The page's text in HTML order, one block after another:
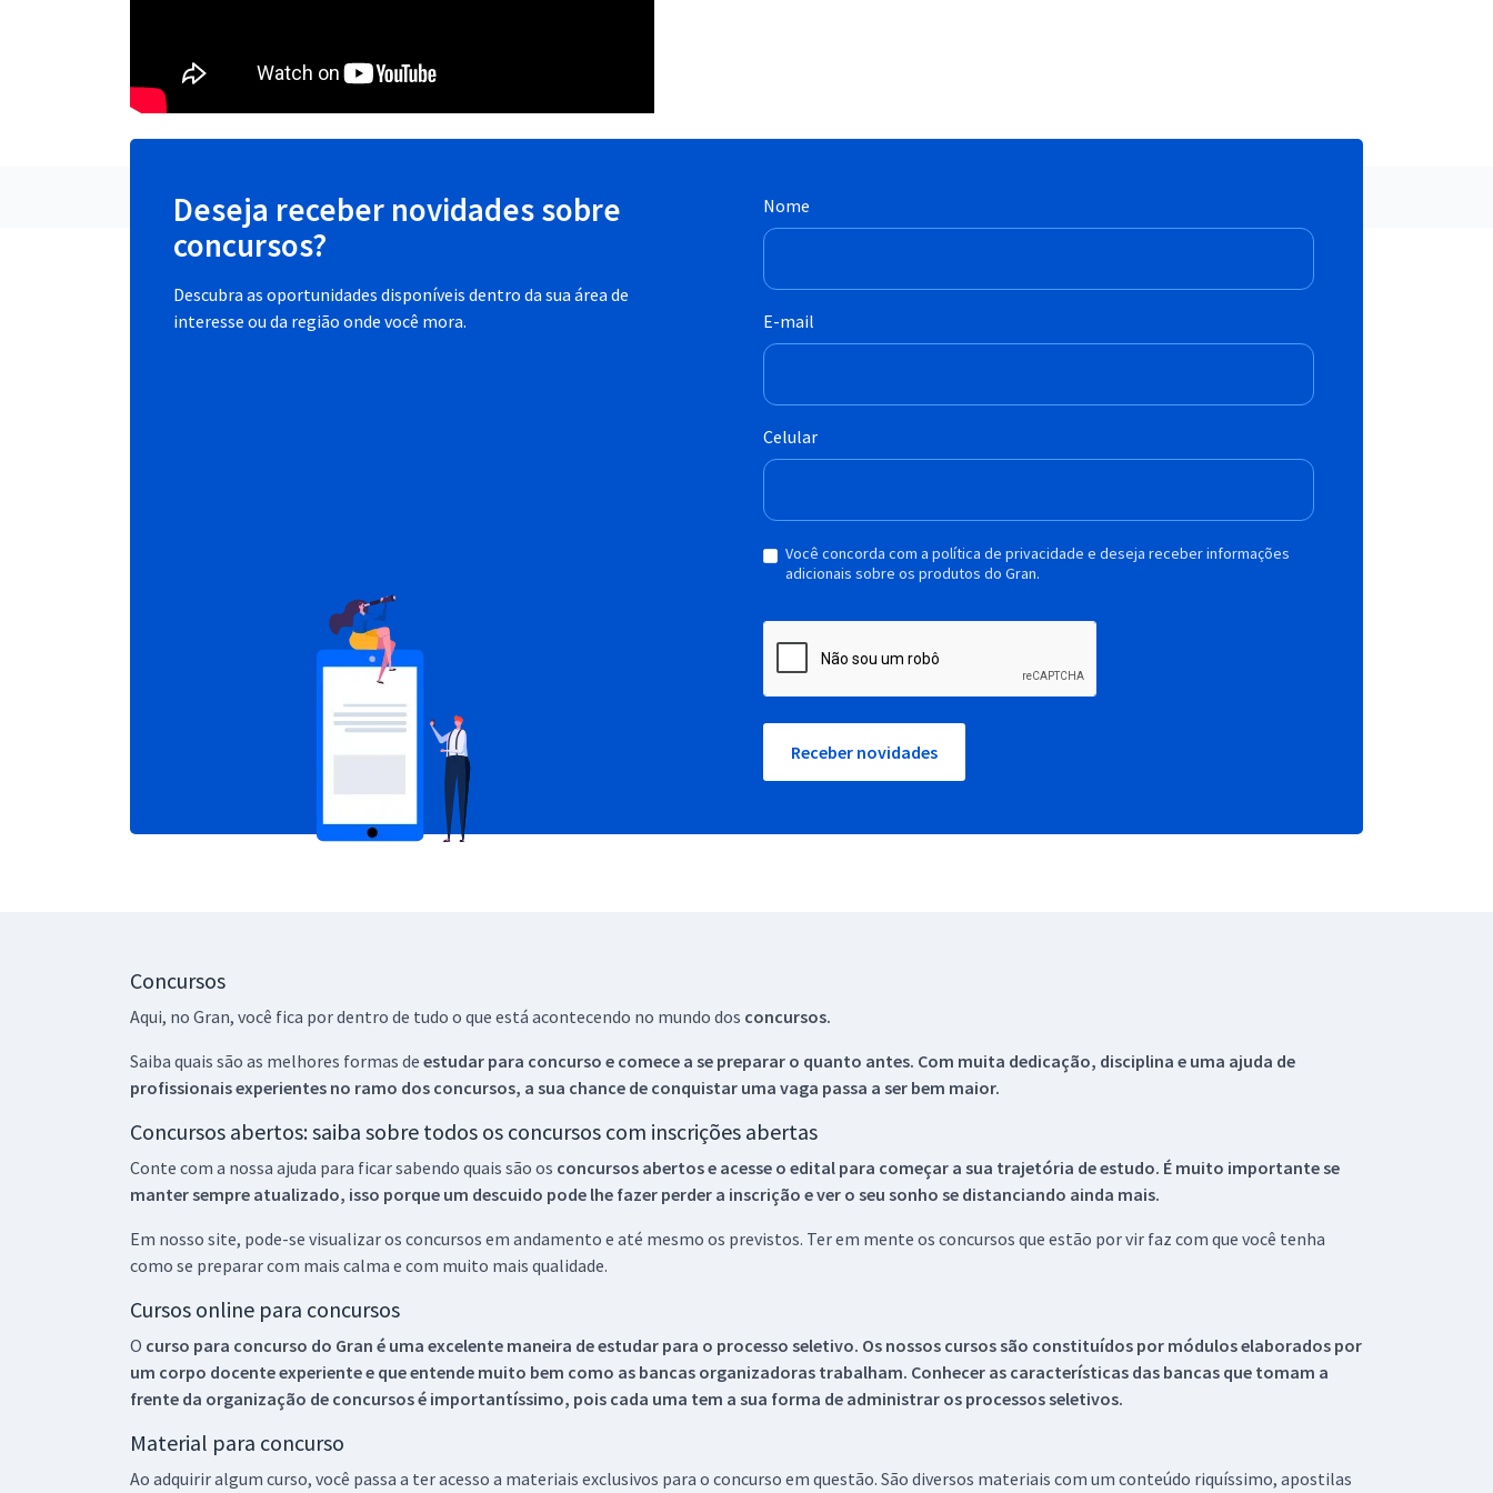
Deseja receber novidades sobre
concursos?
Descubra as oportunidades disponíveis dentro da sua área de
interesse ou da região onde você mora.
Nome
E-mail
Celular
Você concorda com a política de privacidade e deseja receber informações
adicionais sobre os produtos do Gran.
Receber novidades
Concursos
Aqui, no Gran, você fica por dentro de tudo o que está acontecendo no mundo dos concursos.
Saiba quais são as melhores formas de estudar para concurso e comece a se preparar o quanto antes. Com muita dedicação, disciplina e uma ajuda de
profissionais experientes no ramo dos concursos, a sua chance de conquistar uma vaga passa a ser bem maior.
Concursos abertos: saiba sobre todos os concursos com inscrições abertas
Conte com a nossa ajuda para ficar sabendo quais são os concursos abertos e acesse o edital para começar a sua trajetória de estudo. É muito importante se
manter sempre atualizado, isso porque um descuido pode lhe fazer perder a inscrição e ver o seu sonho se distanciando ainda mais.
Em nosso site, pode-se visualizar os concursos em andamento e até mesmo os previstos. Ter em mente os concursos que estão por vir faz com que você tenha
como se preparar com mais calma e com muito mais qualidade.
Cursos online para concursos
O curso para concurso do Gran é uma excelente maneira de estudar para o processo seletivo. Os nossos cursos são constituídos por módulos elaborados por
um corpo docente experiente e que entende muito bem como as bancas organizadoras trabalham. Conhecer as características das bancas que tomam a
frente da organização de concursos é importantíssimo, pois cada uma tem a sua forma de administrar os processos seletivos.
Material para concurso
Ao adquirir algum curso, você passa a ter acesso a materiais exclusivos para o concurso em questão. São diversos materiais com um conteúdo riquíssimo, apostilas